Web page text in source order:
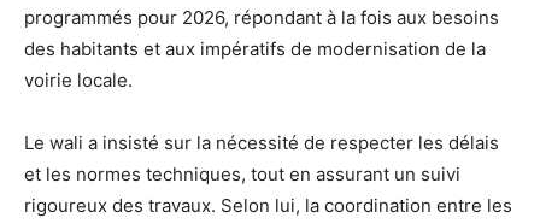
programmés pour 2026, répondant à la fois aux besoins
des habitants et aux impératifs de modernisation de la
voirie locale.
Le wali a insisté sur la nécessité de respecter les délais
et les normes techniques, tout en assurant un suivi
rigoureux des travaux. Selon lui, la coordination entre les